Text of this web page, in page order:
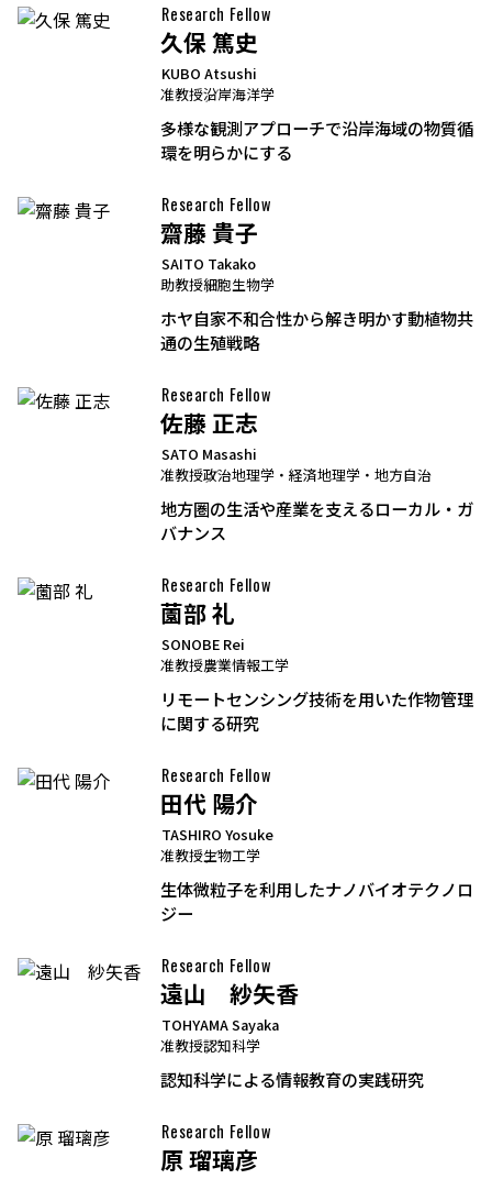
Research Fellow
久保 篤史
KUBO Atsushi
准教授沿岸海洋学
多様な観測アプローチで沿岸海域の物質循
環を明らかにする
Research Fellow
齋藤 貴子
SAITO Takako
助教授細胞生物学
ホヤ自家不和合性から解き明かす動植物共
通の生殖戦略
Research Fellow
佐藤 正志
SATO Masashi
准教授政治地理学・経済地理学・地方自治
地方圏の生活や産業を支えるローカル・ガ
バナンス
Research Fellow
薗部 礼
SONOBE Rei
准教授農業情報工学
リモートセンシング技術を用いた作物管理
に関する研究
Research Fellow
田代 陽介
TASHIRO Yosuke
准教授生物工学
生体微粒子を利用したナノバイオテクノロ
ジー
Research Fellow
遠山 紗矢香
TOHYAMA Sayaka
准教授認知科学
認知科学による情報教育の実践研究
Research Fellow
原 瑠璃彦